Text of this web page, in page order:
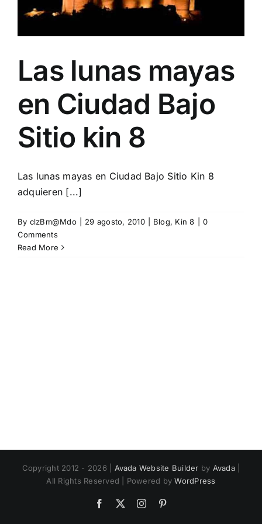
Las lunas mayas
en Ciudad Bajo
Sitio kin 8
Las lunas mayas en Ciudad Bajo Sitio Kin 8
adquieren [...]
By clzBm@Mdo 29 agosto, 2010 Blog, Kin 8
0
Comments
Read More
Copyright 2012 - 2026 | Avada Website Builder by Avada|
All Rights Reserved | Powered byWordPress
Facebook Instagram